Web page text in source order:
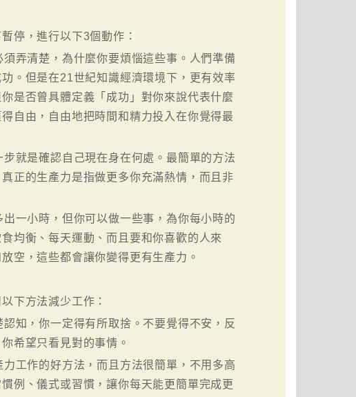
停，進行以下3個動作：
弄清楚，為什麼你要煩惱這些事。人們準備
。但是在21世紀知識經濟環境下，更有效率
是否曾具體定義「成功」對你來說代表什麼
自由，自由地把時間和精力投入在你覺得最
就是確認自己現在身在何處。最簡單的方法
正的生產力是指做更多你充滿熱情，而且非
一小時，但你可以做一些事，為你每小時的
均衡、每天運動、而且要和你喜歡的人來
空，這些都會讓你變得更有生產力。
下方法減少工作：
知，你一定得有所取捨。不要覺得不安，反
希望只看見對的事情。
工作的好方法，而且方法很簡單，不用多高
例、儀式或習慣，讓你每天能更簡單完成更